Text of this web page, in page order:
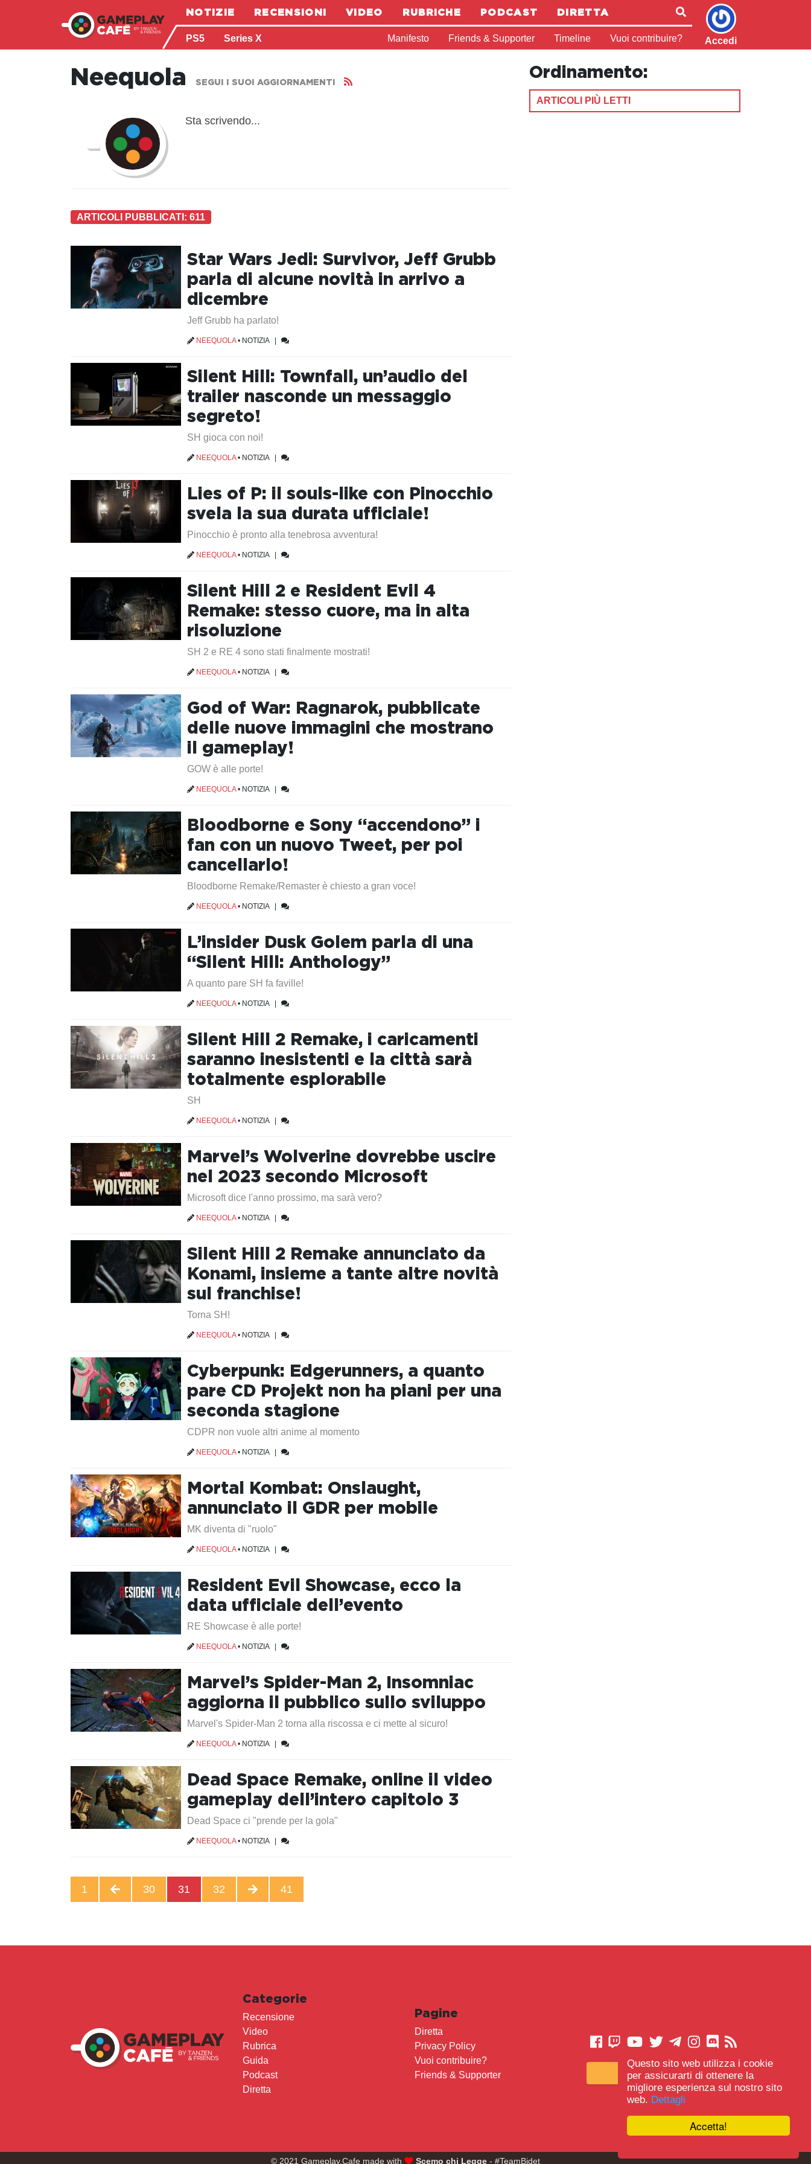
Accetta!
Questo sito web utilizza i cookie
per assicurarti di ottenere la
migliore esperienza sul nostro sito
web. Dettagli
NOTIZIE RECENSIONI VIDEO RUBRICHE PODCAST DIRETTA
PS5 Series X Manifesto Friends & Supporter Timeline Vuoi contribuire? Accedi
Neequola SEGUI I SUOI AGGIORNAMENTI
Sta scrivendo...
ARTICOLI PUBBLICATI: 611
Star Wars Jedi: Survivor, Jeff Grubb
parla di alcune novità in arrivo a
dicembre
Jeff Grubb ha parlato!
NEEQUOLA• NOTIZIA|
Silent Hill: Townfall, un’audio del
trailer nasconde un messaggio
segreto!
SH gioca con noi!
NEEQUOLA• NOTIZIA|
Lies of P: il souls-like con Pinocchio
svela la sua durata ufficiale!
Pinocchio è pronto alla tenebrosa avventura!
NEEQUOLA• NOTIZIA|
Silent Hill 2 e Resident Evil 4
Remake: stesso cuore, ma in alta
risoluzione
SH 2 e RE 4 sono stati finalmente mostrati!
NEEQUOLA• NOTIZIA|
God of War: Ragnarok, pubblicate
delle nuove immagini che mostrano
il gameplay!
GOW è alle porte!
NEEQUOLA• NOTIZIA|
Bloodborne e Sony “accendono” i
fan con un nuovo Tweet, per poi
cancellarlo!
Bloodborne Remake/Remaster è chiesto a gran voce!
NEEQUOLA• NOTIZIA|
L’insider Dusk Golem parla di una
“Silent Hill: Anthology”
A quanto pare SH fa faville!
NEEQUOLA• NOTIZIA|
Silent Hill 2 Remake, i caricamenti
saranno inesistenti e la città sarà
totalmente esplorabile
SH
NEEQUOLA• NOTIZIA|
Marvel’s Wolverine dovrebbe uscire
nel 2023 secondo Microsoft
Microsoft dice l'anno prossimo, ma sarà vero?
NEEQUOLA• NOTIZIA|
Silent Hill 2 Remake annunciato da
Konami, insieme a tante altre novità
sul franchise!
Torna SH!
NEEQUOLA• NOTIZIA|
Cyberpunk: Edgerunners, a quanto
pare CD Projekt non ha piani per una
seconda stagione
CDPR non vuole altri anime al momento
NEEQUOLA• NOTIZIA|
Mortal Kombat: Onslaught,
annunciato il GDR per mobile
MK diventa di "ruolo"
NEEQUOLA• NOTIZIA|
Resident Evil Showcase, ecco la
data ufficiale dell’evento
RE Showcase è alle porte!
NEEQUOLA• NOTIZIA|
Marvel’s Spider-Man 2, Insomniac
aggiorna il pubblico sullo sviluppo
Marvel's Spider-Man 2 torna alla riscossa e ci mette al sicuro!
NEEQUOLA• NOTIZIA|
Dead Space Remake, online il video
gameplay dell’intero capitolo 3
Dead Space ci "prende per la gola"
NEEQUOLA• NOTIZIA|
1 30 31 32 41
Ordinamento:
ARTICOLI PIÙ LETTI
Categorie
Recensione
Video
Rubrica
Guida
Podcast
Diretta
Pagine
Diretta
Privacy Policy
Vuoi contribuire?
Friends & Supporter
CONTATTACI
© 2021 Gameplay.Cafe made with Scemo chi Legge - #TeamBidet